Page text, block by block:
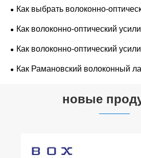
Как выбрать волоконно-
систем связи?
Как волоконно-оптический
качество связи в сетях передачи
Как волоконно-оптический
качество передачи сигнала?
Как Рамановский волоконный
новые